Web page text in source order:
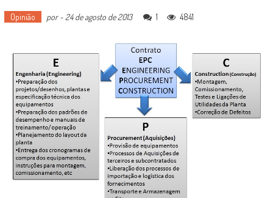
Opinião por-24 de agosto de 2013 1 4841